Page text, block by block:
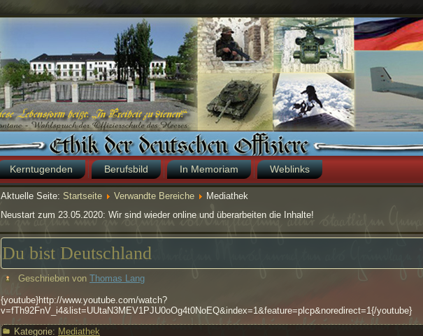
Kerntugenden Berufsbild In Memoriam Weblinks
Aktuelle Seite: Startseite Verwandte Bereiche
Mediathek
Neustart zum 23.05.2020: Wir sind wieder online und überarbeiten die Inhalte!
Du bist Deutschland
Geschrieben von Thomas Lang
{youtube}http://www.youtube.com/watch?
v=fTh92FnV_i4&list=UUtaN3MEV1PJU0oOg4t0NoEQ&index=1&feature=plcp&noredirect=1{/youtube}
Kategorie: Mediathek